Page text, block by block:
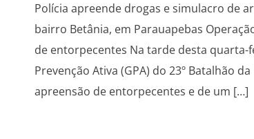
Polícia apreende drogas e simulacro de
bairro Betânia, em Parauapebas
de entorpecentes Na tarde desta
Prevenção Ativa (GPA) do 23º Batalhão
apreensão de entorpecentes e de um […]